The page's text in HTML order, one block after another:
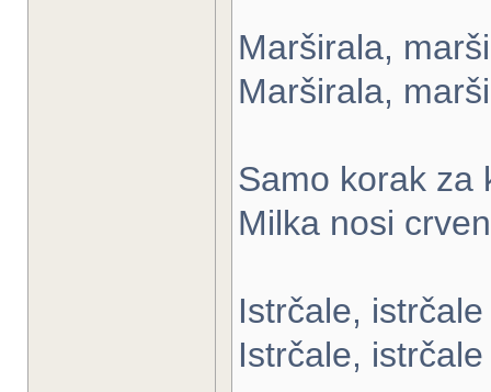
Marširala,
Marširala,
Samo korak za
Milka nosi
Istrčale,
Istrčale,